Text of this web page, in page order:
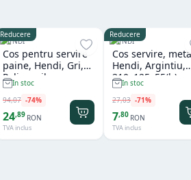
Reducere
HENDI
Cos pentru servire
paine, Hendi, Gri,
Polipropilena,
design impletit tip
ratan, ø370x(h)120
mm
In stoc
94,07 -74%
24,89 RON
TVA inclus
Reducere
HENDI
Cos servire,
Hendi, Argintiu,
In stoc
27,03 -71%
7,80 RON
TVA inclus